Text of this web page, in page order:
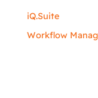
iQ.Suite
Workflow